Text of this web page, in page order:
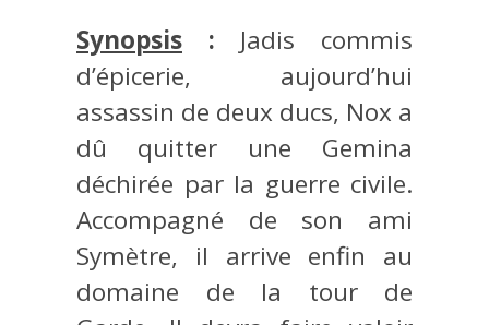
Synopsis : Jadis commis
d’épicerie, aujourd’hui
assassin de deux ducs, Nox a
dû quitter une Gemina
déchirée par la guerre civile.
Accompagné de son ami
Symètre, il arrive enfin au
domaine de la tour de